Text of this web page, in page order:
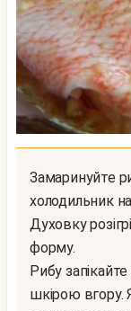
Замаринуйте рибу в маринаді і відправте в
холодильник
Духовку
форму.
Рибу
шкірою вгору.